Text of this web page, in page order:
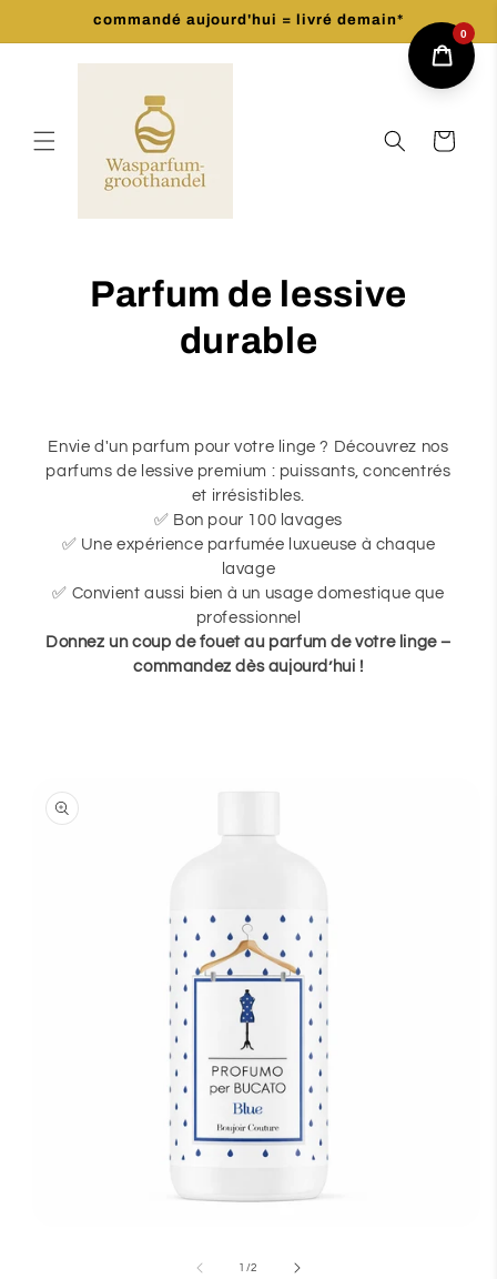
au
contenu
commandé aujourd'hui = livré demain*
Panier
Parfum de lessive
durable
Envie d'un parfum pour votre linge ? Découvrez nos
parfums de lessive premium : puissants, concentrés
et irrésistibles.
✅ Bon pour 100 lavages
✅ Une expérience parfumée luxueuse à chaque
lavage
✅ Convient aussi bien à un usage domestique que
professionnel
Donnez un coup de fouet au parfum de votre linge –
commandez dès aujourd’hui !
informations
produits
1 /de
2
0